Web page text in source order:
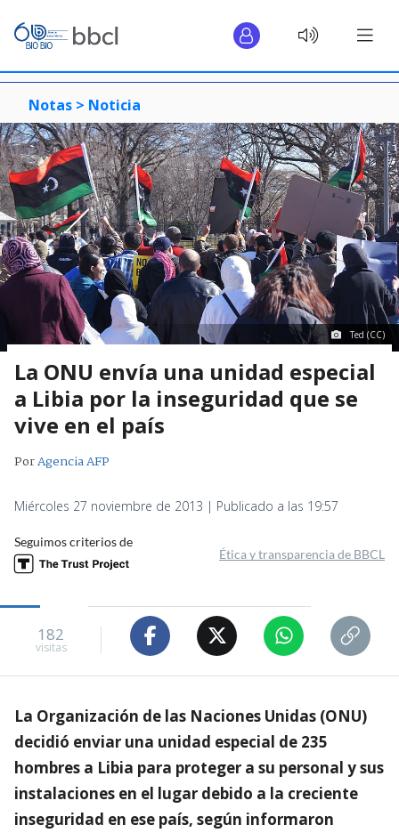
Notas > Noticia
Ted (CC)
La ONU envía una unidad especial
a Libia por la inseguridad que se
vive en el país
PorAgencia AFP
Miércoles 27 noviembre de 2013 | Publicado a las 19:57
Seguimos criterios de
Ética y transparencia de BBCL
182
visitas
La Organización de las Naciones Unidas (ONU)
decidió enviar una unidad especial de 235
hombres a Libia para proteger a su personal y sus
instalaciones en el lugar debido a la creciente
inseguridad en ese país, según informaron